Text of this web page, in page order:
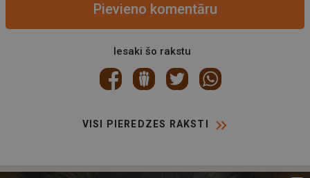
Pievieno komentāru
Iesaki šo rakstu
VISI PIEREDZES RAKSTI